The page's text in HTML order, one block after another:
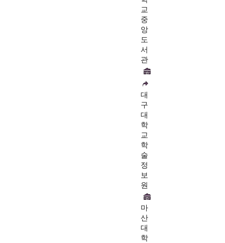
교
중
앙
도
서
관
대
구
대
학
교
학
술
정
보
원
마
산
대
학